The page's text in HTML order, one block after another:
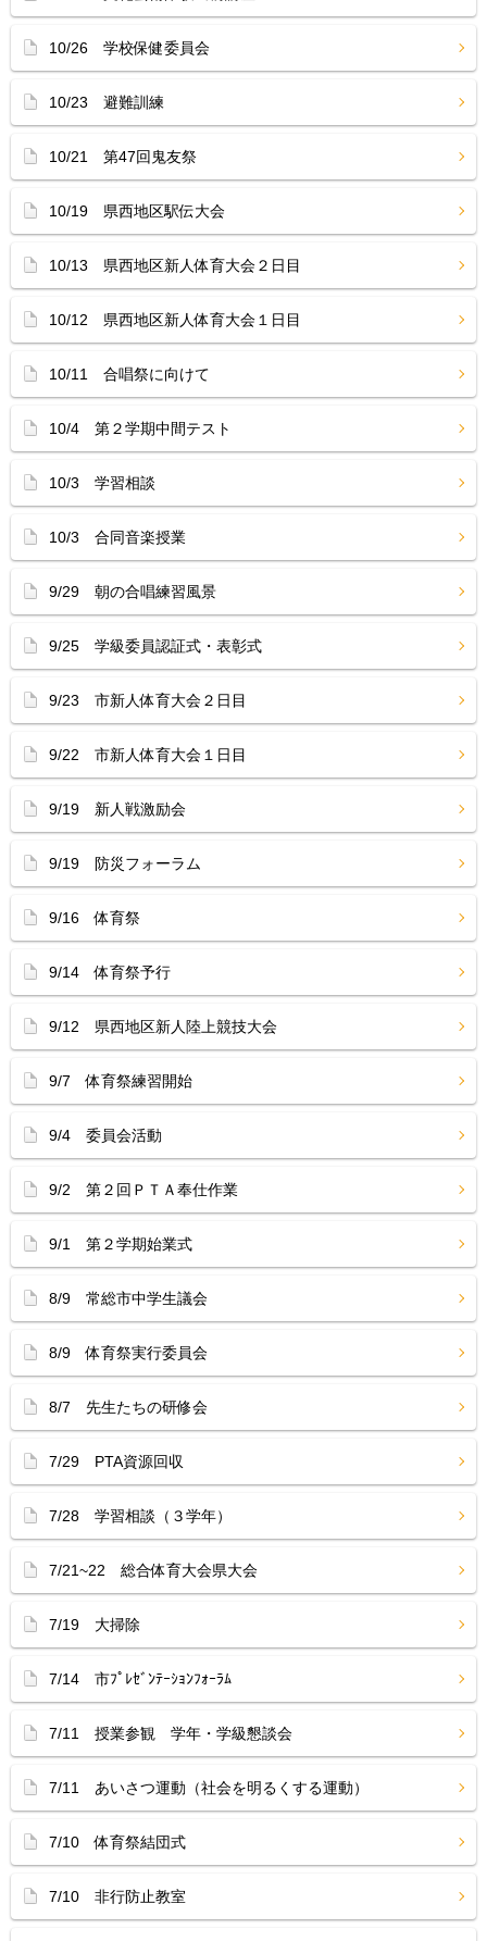
10/26 学校保健委員会
10/23 避難訓練
10/21 第47回鬼友祭
10/19 県西地区駅伝大会
10/13 県西地区新人体育大会２日目
10/12 県西地区新人体育大会１日目
10/11 合唱祭に向けて
10/4 第２学期中間テスト
10/3 学習相談
10/3 合同音楽授業
9/29 朝の合唱練習風景
9/25 学級委員認証式・表彰式
9/23 市新人体育大会２日目
9/22 市新人体育大会１日目
9/19 新人戦激励会
9/19 防災フォーラム
9/16 体育祭
9/14 体育祭予行
9/12 県西地区新人陸上競技大会
9/7 体育祭練習開始
9/4 委員会活動
9/2 第２回ＰＴＡ奉仕作業
9/1 第２学期始業式
8/9 常総市中学生議会
8/9 体育祭実行委員会
8/7 先生たちの研修会
7/29 PTA資源回収
7/28 学習相談（３学年）
7/21~22 総合体育大会県大会
7/19 大掃除
7/14 市ﾌﾟﾚｾﾞﾝﾃｰｼｮﾝﾌｫｰﾗﾑ
7/11 授業参観 学年・学級懇談会
7/11 あいさつ運動（社会を明るくする運動）
7/10 体育祭結団式
7/10 非行防止教室